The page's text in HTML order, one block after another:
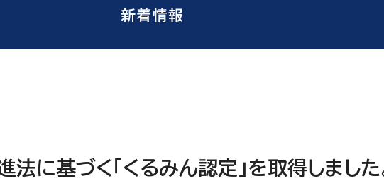
新着情報
に基づく「くるみん認定」を取得しました